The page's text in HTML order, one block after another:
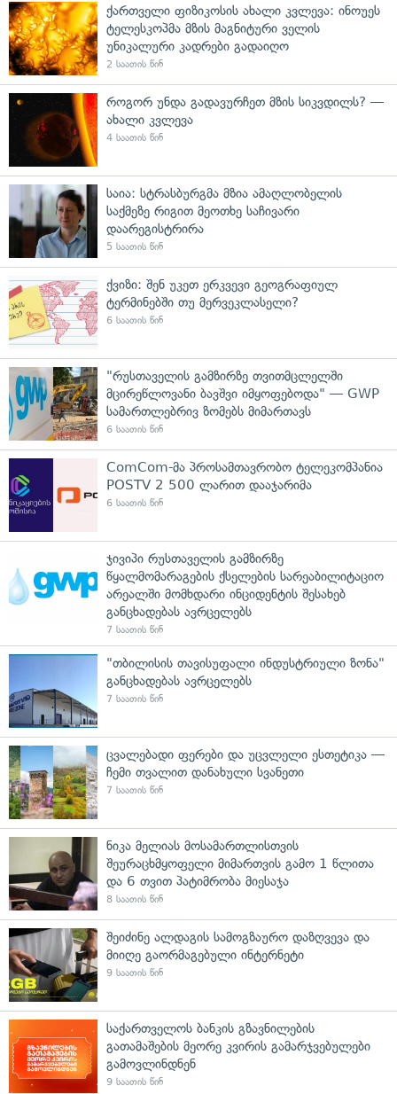
ქართველი ფიზიკოსის ახალი კვლევა: ინოუეს
ტელესკოპმა მზის მაგნიტური ველის
უნიკალური კადრები გადაიღო
2 საათის წინ
როგორ უნდა გადავურჩეთ მზის სიკვდილს? —
ახალი კვლევა
4 საათის წინ
საია: სტრასბურგმა მზია ამაღლობელის
საქმეზე რიგით მეოთხე საჩივარი
დაარეგისტრირა
5 საათის წინ
ქვიზი: შენ უკეთ ერკვევი გეოგრაფიულ
ტერმინებში თუ მერვეკლასელი?
6 საათის წინ
"რუსთაველის გამზირზე თვითმცლელში
მცირეწლოვანი ბავშვი იმყოფებოდა" — GWP
სამართლებრივ ზომებს მიმართავს
6 საათის წინ
ComCom-მა პროსამთავრობო ტელეკომპანია
POSTV 2 500 ლარით დააჯარიმა
6 საათის წინ
ჯივიპი რუსთაველის გამზირზე
წყალმომარაგების ქსელების სარეაბილიტაციო
არეალში მომხდარი ინციდენტის შესახებ
განცხადებას ავრცელებს
7 საათის წინ
"თბილისის თავისუფალი ინდუსტრიული ზონა"
განცხადებას ავრცელებს
7 საათის წინ
ცვალებადი ფერები და უცვლელი ესთეტიკა —
ჩემი თვალით დანახული სვანეთი
7 საათის წინ
ნიკა მელიას მოსამართლისთვის
შეურაცხმყოფელი მიმართვის გამო 1 წლითა
და 6 თვით პატიმრობა მიესაჯა
8 საათის წინ
შეიძინე ალდაგის სამოგზაურო დაზღვევა და
მიიღე გაორმაგებული ინტერნეტი
9 საათის წინ
საქართველოს ბანკის გზავნილების
გათამაშების მეორე კვირის გამარჯვებულები
გამოვლინდნენ
9 საათის წინ